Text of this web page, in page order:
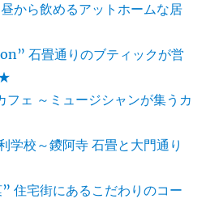
昼から飲めるアットホームな居
石畳通りのブティックが営
フェ ～ミュージシャンが集うカ
学校～鑁阿寺 石畳と大門通り
” 住宅街にあるこだわりのコー